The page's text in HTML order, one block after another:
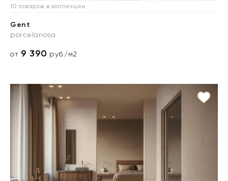
10 товаров в коллекции
Gent
porcelanosa
от 9 390 руб./м2